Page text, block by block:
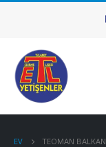
EV TEOMAN BALKAN